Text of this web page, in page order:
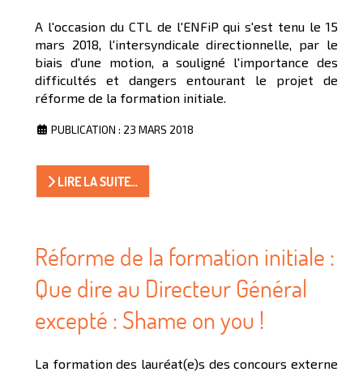
A l'occasion du CTL de l'ENFiP qui s'est tenu le 15
mars 2018, l'intersyndicale directionnelle, par le
biais d'une motion, a souligné l'importance des
difficultés et dangers entourant le projet de
réforme de la formation initiale.
PUBLICATION : 23 MARS 2018
LIRE LA SUITE...
Réforme de la formation initiale :
Que dire au Directeur Général
excepté : Shame on you !
La formation des lauréat(e)s des concours externe